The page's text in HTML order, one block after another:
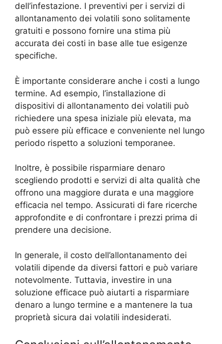
dell’infestazione. I preventivi per i servizi di
allontanamento dei volatili sono solitamente
gratuiti e possono fornire una stima più
accurata dei costi in base alle tue esigenze
specifiche.
È importante considerare anche i costi a lungo
termine. Ad esempio, l’installazione di
dispositivi di allontanamento dei volatili può
richiedere una spesa iniziale più elevata, ma
può essere più efficace e conveniente nel lungo
periodo rispetto a soluzioni temporanee.
Inoltre, è possibile risparmiare denaro
scegliendo prodotti e servizi di alta qualità che
offrono una maggiore durata e una maggiore
efficacia nel tempo. Assicurati di fare ricerche
approfondite e di confrontare i prezzi prima di
prendere una decisione.
In generale, il costo dell’allontanamento dei
volatili dipende da diversi fattori e può variare
notevolmente. Tuttavia, investire in una
soluzione efficace può aiutarti a risparmiare
denaro a lungo termine e a mantenere la tua
proprietà sicura dai volatili indesiderati.